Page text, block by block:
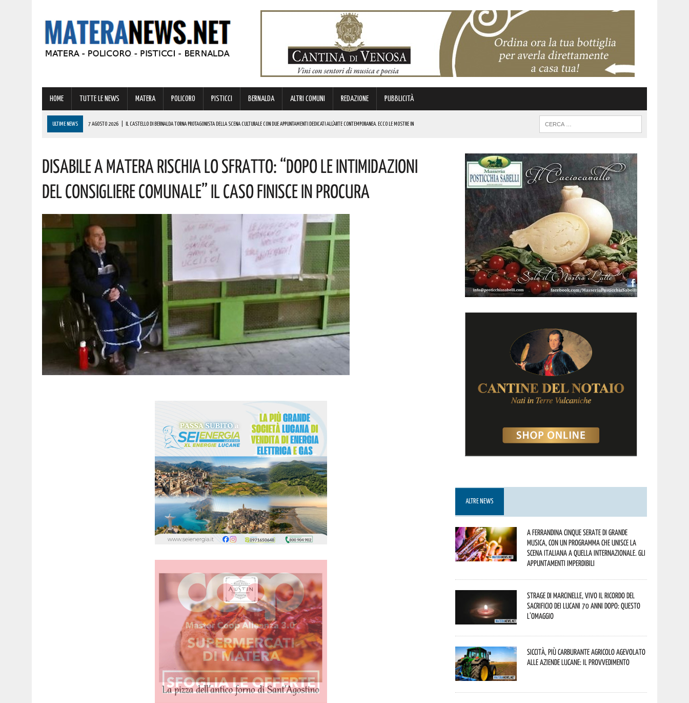
HOME TUTTE LE NEWS MATERA POLICORO PISTICCI BERNALDA ALTRI COMUNI REDAZIONE PUBBLICITÀ
ULTIME NEWS 7 AGOSTO 2026 IL CASTELLO DI BERNALDA TORNA PROTAGONISTA DELLA SCENA CULTURALE CON DUE APPUNTAMENTI DEDICATI ALL’ARTE CONTEMPORANEA. ECCO LE MOSTRE IN
A FERRANDINA LORENA, DIPLOMATASI CON IL MASSIMO DEI VOTI, RICEVE UNA BORSA DI STUDIO DEL VALORE DI 800 EURO! COMPLIMENTI
7 AGOSTO 2026 | A GRASSANO FERVONO I PREPARATIVI PER LA RIEVOCAZIONE STORICA “I CAVALIERI DI MALTA”. ECCO IL PROGRAMMA
7 AGOSTO 2026 | BERNALDA: IL SUGGESTIVO SCENARIO DELLE TAVOLE PALATINE FARÀ DA CORNICE ALLO SPETTACOLO DI ROSMY, UN EMOZIONANTE VIAGGIO TRA MUSICA E PAROLE. I DETTAGLI
DISABILE A MATERA RISCHIA LO SFRATTO: “DOPO LE INTIMIDAZIONI
DEL CONSIGLIERE COMUNALE” IL CASO FINISCE IN PROCURA
ALTRE NEWS
A Ferrandina cinque serate di grande
musica, con un programma che unisce la
scena italiana a quella internazionale. Gli
appuntamenti imperdibili
Strage di Marcinelle, vivo il ricordo del
sacrificio dei lucani 70 anni dopo: questo
l’omaggio
Siccità, più carburante agricolo agevolato
alle aziende lucane: il provvedimento